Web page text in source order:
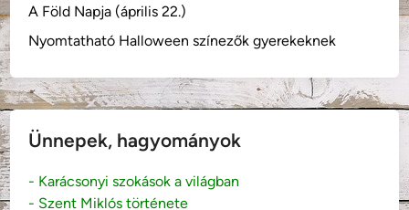
A Föld Napja (április 22.)
Nyomtatható Halloween színezők gyerekeknek
Ünnepek, hagyományok
- Karácsonyi szokások a világban
- Szent Miklós története